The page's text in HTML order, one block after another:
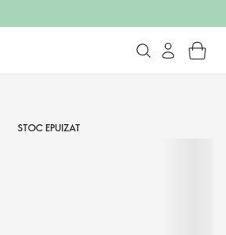
STOC EPUIZAT